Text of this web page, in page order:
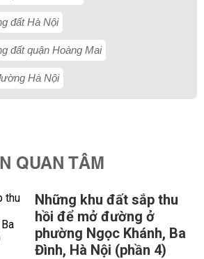
đất Hà Nội
đất quận Hoàng Mai
Hà Nội
QUAN TÂM
Những khu đất sắp thu
hồi để mở đường ở
phường Ngọc Khánh, Ba
Đình, Hà Nội (phần 4)